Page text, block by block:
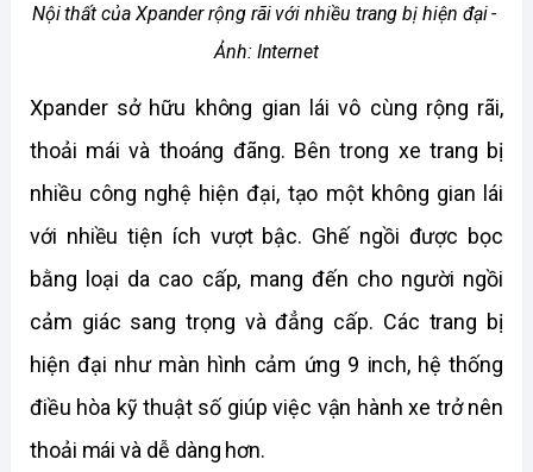
Nội thất của Xpander rộng rãi với nhiều trang bị hiện đại -
Ảnh: Internet
Xpander sở hữu không gian lái vô cùng rộng rãi,
thoải mái và thoáng đãng. Bên trong xe trang bị
nhiều công nghệ hiện đại, tạo một không gian lái
với nhiều tiện ích vượt bậc. Ghế ngồi được bọc
bằng loại da cao cấp, mang đến cho người ngồi
cảm giác sang trọng và đẳng cấp. Các trang bị
hiện đại như màn hình cảm ứng 9 inch, hệ thống
điều hòa kỹ thuật số giúp việc vận hành xe trở nên
thoải mái và dễ dàng hơn.